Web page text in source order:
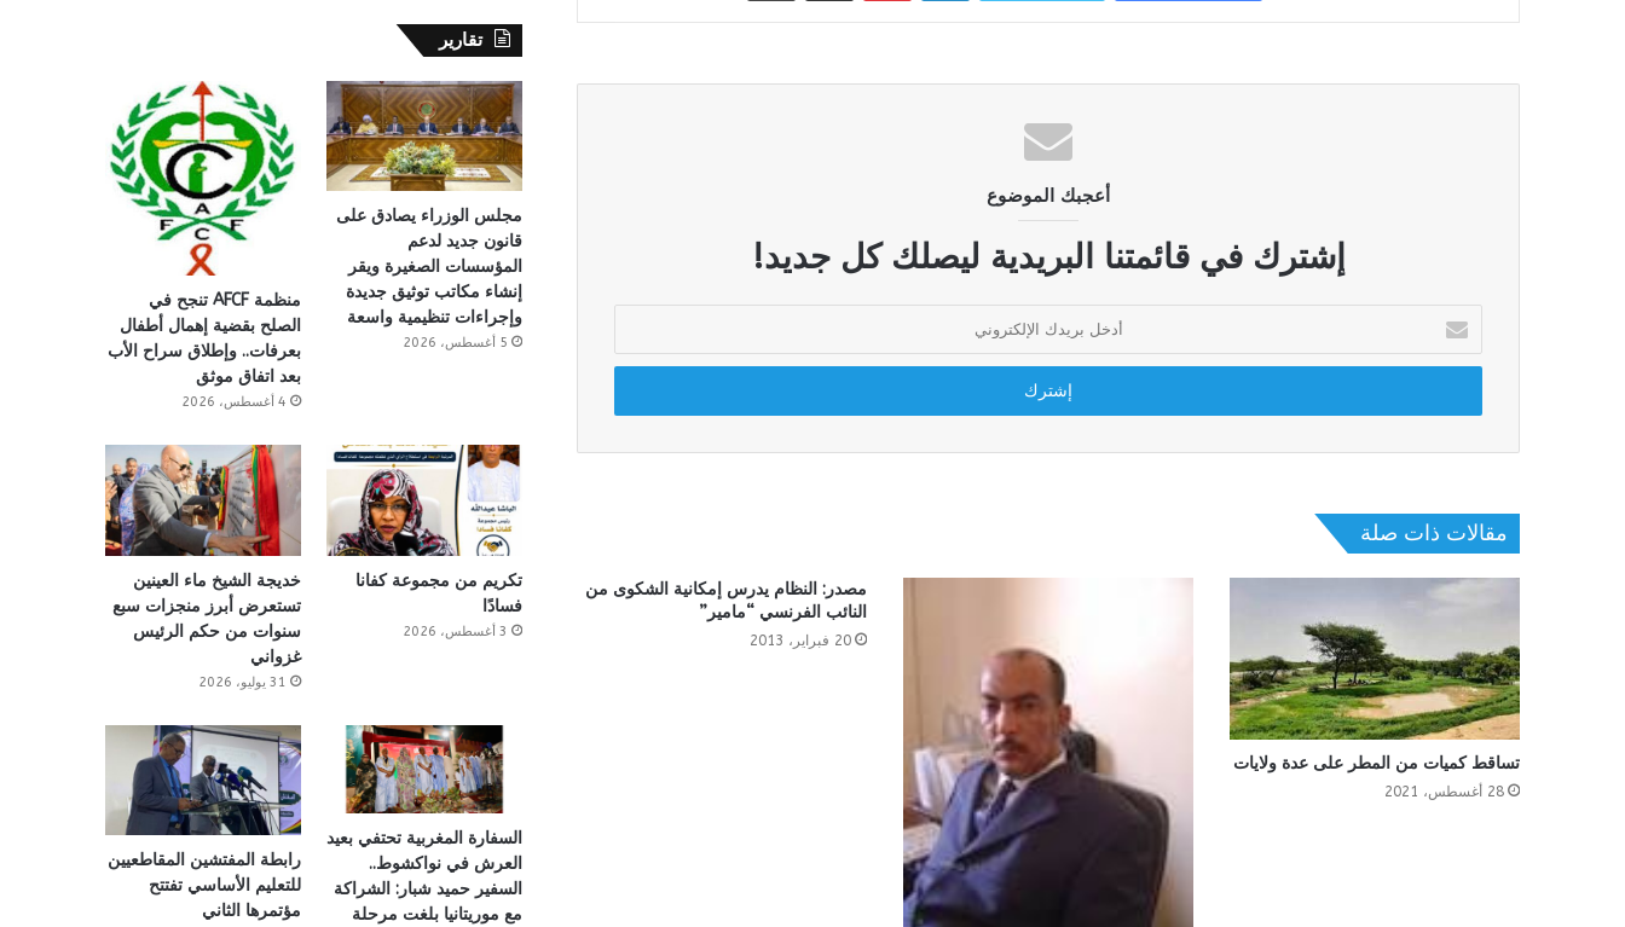
أعجبك الموضوع
إشترك في قائمتنا البريدية ليصلك كل جديد!
بريدك
الإلكتروني
مقالات ذات صلة
تساقط كميات من المطر على عدة ولايات
28 أغسطس، 2021
مصدر: النظام يدرس إمكانية الشكوى من
النائب الفرنسي “مامير”
20 فبراير، 2013
تقارير
مجلس الوزراء يصادق على
قانون جديد لدعم
المؤسسات الصغيرة ويقر
إنشاء مكاتب توثيق جديدة
وإجراءات تنظيمية واسعة
5 أغسطس، 2026
منظمة AFCF تنجح في
الصلح بقضية إهمال أطفال
بعرفات.. وإطلاق سراح الأب
بعد اتفاق موثق
4 أغسطس، 2026
تكريم من مجموعة كفانا
فسادًا
3 أغسطس، 2026
خديجة الشيخ ماء العينين
تستعرض أبرز منجزات سبع
سنوات من حكم الرئيس
غزواني
31 يوليو، 2026
السفارة المغربية تحتفي بعيد
العرش في نواكشوط..
السفير حميد شبار: الشراكة
مع موريتانيا بلغت مرحلة
رابطة المفتشين المقاطعيين
للتعليم الأساسي تفتتح
مؤتمرها الثاني